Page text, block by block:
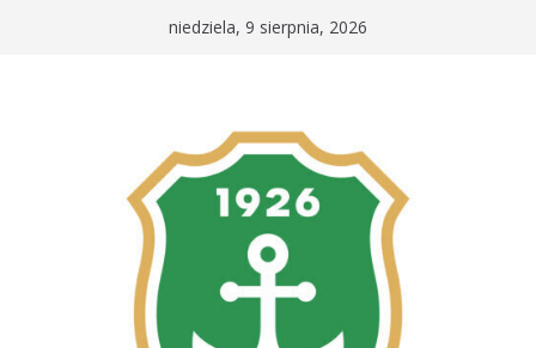
niedziela, 9 sierpnia, 2026